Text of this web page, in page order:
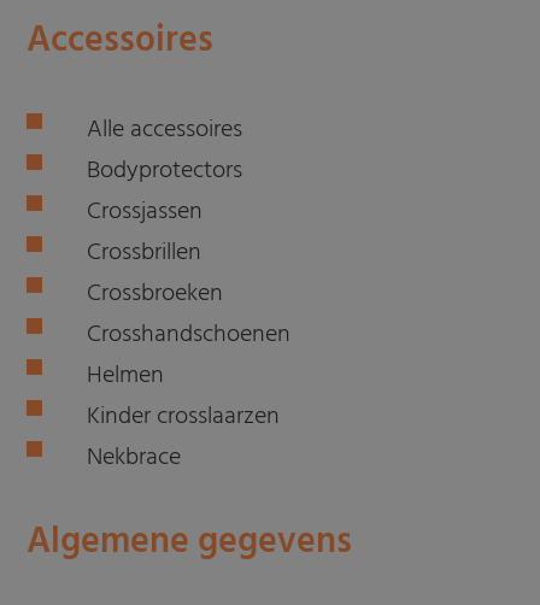
Accessoires
Alle accessoires
Bodyprotectors
Crossjassen
Crossbrillen
Crossbroeken
Crosshandschoenen
Helmen
Kinder crosslaarzen
Nekbrace
Algemene gegevens